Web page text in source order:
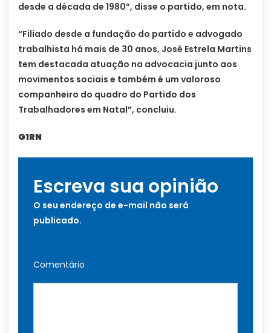
desde a década de 1980”, disse o partido, em nota.
“Filiado desde a fundação do partido e advogado
trabalhista há mais de 30 anos, José Estrela Martins
tem destacada atuação na advocacia junto aos
movimentos sociais e também é um valoroso
companheiro do quadro do Partido dos
Trabalhadores em Natal”, concluiu.
G1RN
Escreva sua opinião
O seu endereço de e-mail não será
publicado.
Comentário